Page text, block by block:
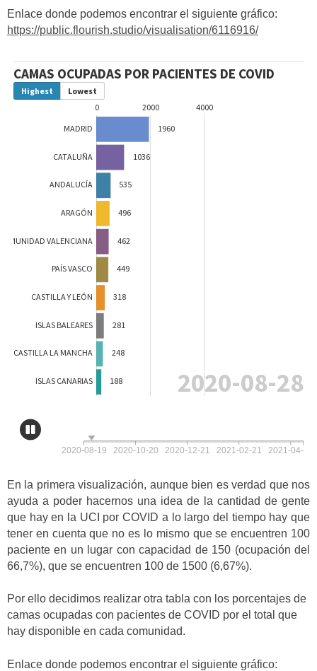
Enlace donde podemos encontrar el siguiente gráfico:
https://public.flourish.studio/visualisation/6116916/
En la primera visualización, aunque bien es verdad que nos
ayuda a poder hacernos una idea de la cantidad de gente
que hay en la UCI por COVID a lo largo del tiempo hay que
tener en cuenta que no es lo mismo que se encuentren 100
paciente en un lugar con capacidad de 150 (ocupación del
66,7%), que se encuentren 100 de 1500 (6,67%).
Por ello decidimos realizar otra tabla con los porcentajes de
camas ocupadas con pacientes de COVID por el total que
hay disponible en cada comunidad.
Enlace donde podemos encontrar el siguiente gráfico: